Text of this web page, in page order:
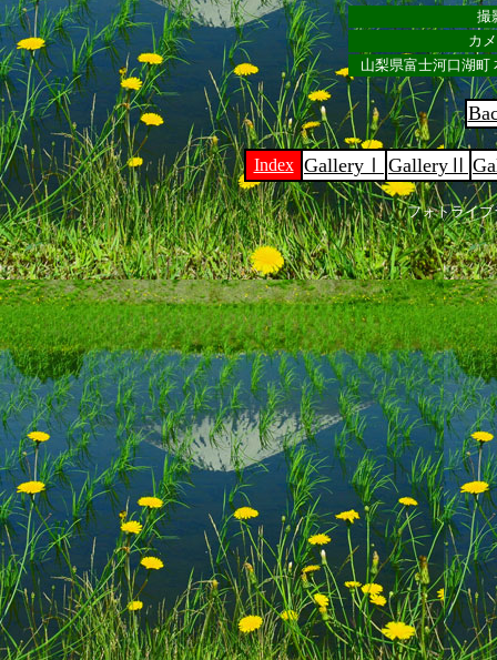
撮
カ
山梨県富士河口湖町
Index GalleryⅠ GalleryⅡ
フォトライ